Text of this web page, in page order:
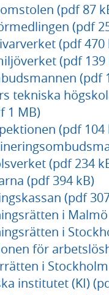
(pdf 87
(pdf
(pdf 470
(pdf 139
(pdf
tekniska
1 MB)
(pdf 104
(pdf 234
(pdf 394 kB)
(pdf
i
i
för
i
institutet (KI)